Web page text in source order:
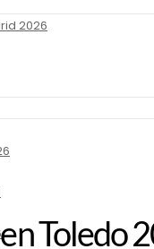
2026
Toledo